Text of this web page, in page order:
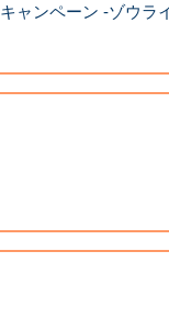
ャンペーン -ゾウラ